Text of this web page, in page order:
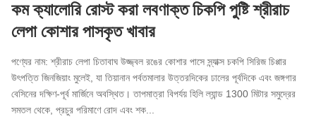
কম ক্যালোরি রোস্ট করা লবণাক্ত চিকপি পুষ্টি শ্রীরাচ
লেপা কোশার পাসকৃত খাবার
পণ্যের নাম: শ্রীরাচ লেপা চিতাবাঘ উজ্জ্বল রঙের কোশার পাসে স্ন্যাক্স চকপি সিরিজ চিপ্পার
উৎপত্তি জিনজিয়াং মুলেই, যা তিয়ানান পর্বতমালার উত্তরদিকের ঢালের পূর্বদিকে এবং জঙ্গগার
বেসিনের দক্ষিণ-পূর্ব মার্জিনে অবস্থিত। তাপমাত্রা বিপর্যয় হিলি ল্যান্ড 1300 মিটার সমুদ্রের
সমতল থেকে, প্রচুর পরিমাণে রোদ এবং শক...